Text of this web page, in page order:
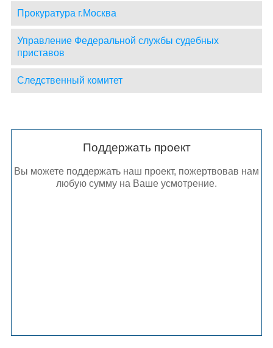
Прокуратура г.Москва
Управление Федеральной службы судебных
приставов
Следственный комитет
Поддержать проект
Вы можете поддержать наш проект, пожертвовав нам
любую сумму на Ваше усмотрение.